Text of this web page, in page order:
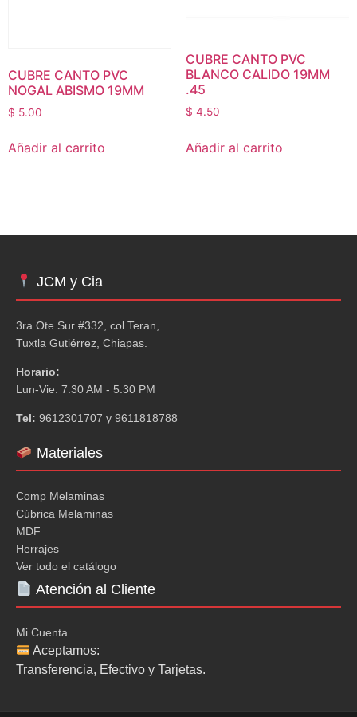
CUBRE CANTO PVC
NOGAL ABISMO 19MM
$ 5.00
Añadir al carrito
CUBRE CANTO PVC
BLANCO CALIDO 19MM
.45
$ 4.50
Añadir al carrito
JCM y Cia
3ra Ote Sur #332, col Teran,
Tuxtla Gutiérrez, Chiapas.
Horario:
Lun-Vie: 7:30 AM - 5:30 PM
Tel: 9612301707 y 9611818788
Materiales
Comp Melaminas
Cúbrica Melaminas
MDF
Herrajes
Ver todo el catálogo
Atención al Cliente
Mi Cuenta
Aceptamos:
Transferencia, Efectivo y Tarjetas.